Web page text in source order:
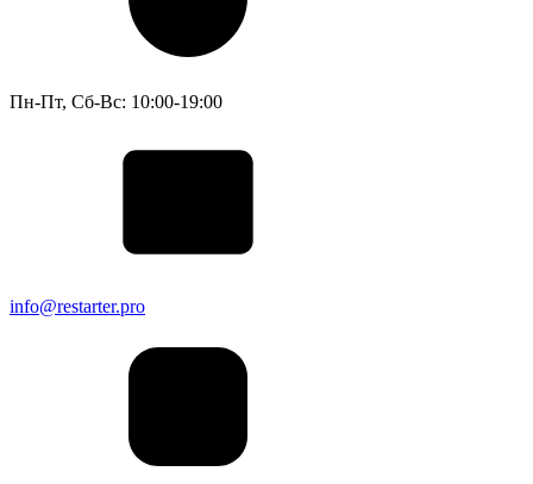
Пн-Пт, Сб-Вс: 10:00-19:00
info@restarter.pro